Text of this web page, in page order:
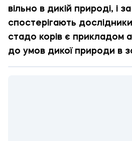
вільно в дикій природі, і
спостерігають
стадо корів є прикладом
до умов дикої природи в